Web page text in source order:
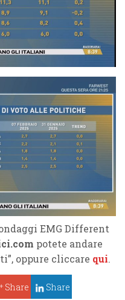
EMG Different
potete andare
oppure cliccare qui.
Share Share